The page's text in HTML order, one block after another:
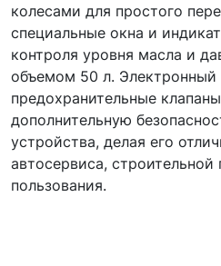
колесами для простого
специальные окна и
контроля уровня масла и
объемом 50 л. Электронный
предохранительные
дополнительную
устройства, делая его
автосервиса,
пользования.